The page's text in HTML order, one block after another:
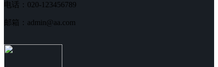
电话：020-123456789
邮箱：admin@aa.com